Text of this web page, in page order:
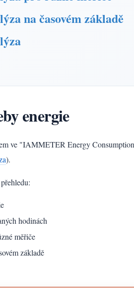
na časovém základě
energie
ve "IAMMETER Energy
).
hodinách
měřiče
základě